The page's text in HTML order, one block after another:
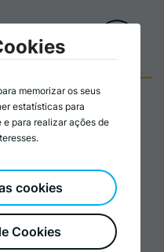
memorizar os seus
estatísticas para
para realizar ações de
Cookies
cookies